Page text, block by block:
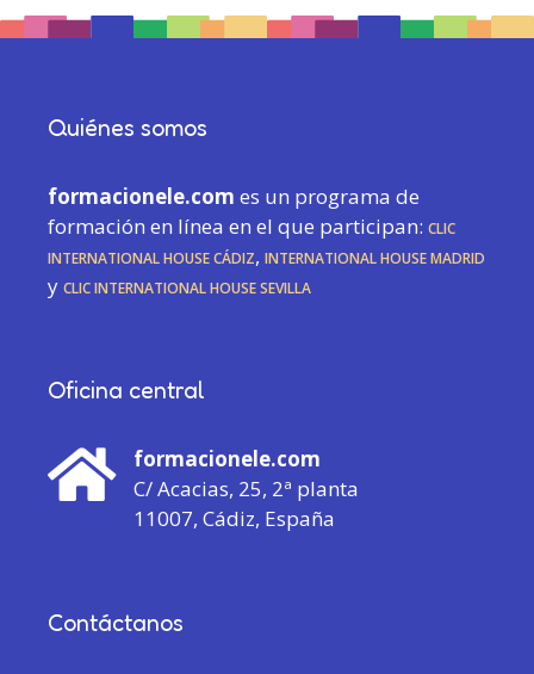
Quiénes somos
formacionele.com es un programa de
formación en línea en el que participan: CLIC
International House Cádiz, International House Madrid
yCLIC International House Sevilla
Oficina central
formacionele.com
C/ Acacias, 25, 2ª planta
11007, Cádiz, España
Contáctanos